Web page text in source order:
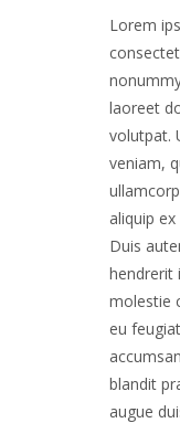
Lorem
laoreet
volutpat.
veniam,
aliquip
Duis
hendrerit
molestie
eu
blandit
augue